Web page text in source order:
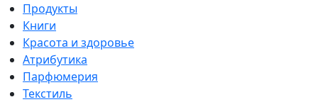
Продукты
Книги
Красота и здоровье
Атрибутика
Парфюмерия
Текстиль